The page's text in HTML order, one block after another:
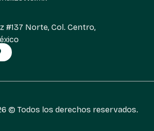
#137 Norte, Col. Centro,
© Todos los derechos reservados.